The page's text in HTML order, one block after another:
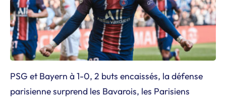
PSG et Bayern à 1-0, 2 buts encaissés, la défense
parisienne surprend les Bavarois, les Parisiens